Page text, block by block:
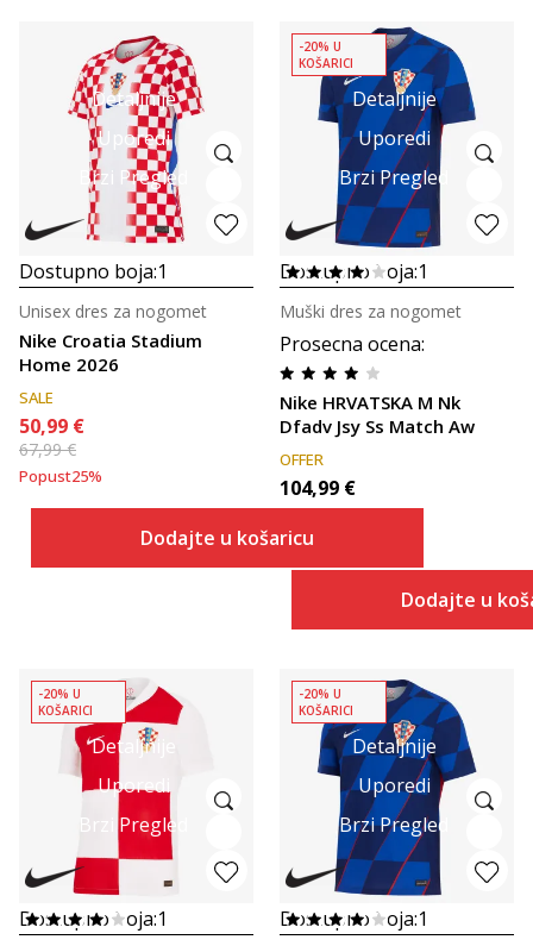
Detaljnije
Uporedi
Brzi Pregled
Dostupno boja:1
Nike Croatia Stadium
Home 2026
Unisex dres za nogomet
SALE
50,99 €
67,99€
Popust25%
Dodajte u košaricu
Detaljnije
Uporedi
Brzi Pregled
-20% U
KOŠARICI
Dostupno boja:1
Prosecna ocena:
Nike HRVATSKA M Nk
Dfadv Jsy Ss Match Aw
Muški dres za nogomet
OFFER
104,99 €
Dodajte u
Detaljnije
Uporedi
Brzi Pregled
-20% U
KOŠARICI
Dostupno boja:1
Detaljnije
Uporedi
Brzi Pregled
-20% U
KOŠARICI
Dostupno boja:1